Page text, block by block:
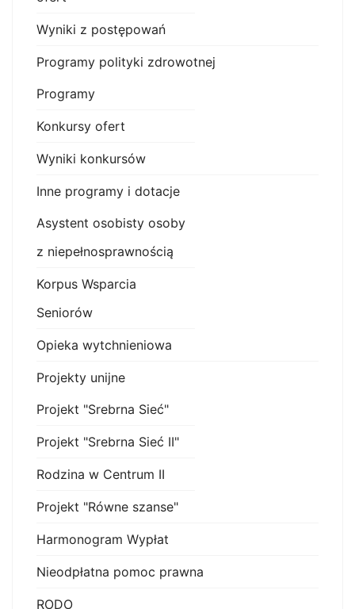
Wyniki z postępowań
Programy polityki zdrowotnej
Programy
Konkursy ofert
Wyniki konkursów
Inne programy i dotacje
Asystent osobisty osoby
z niepełnosprawnością
Korpus Wsparcia
Seniorów
Opieka wytchnieniowa
Projekty unijne
Projekt "Srebrna Sieć"
Projekt "Srebrna Sieć II"
Rodzina w Centrum II
Projekt "Równe szanse"
Harmonogram Wypłat
Nieodpłatna pomoc prawna
RODO